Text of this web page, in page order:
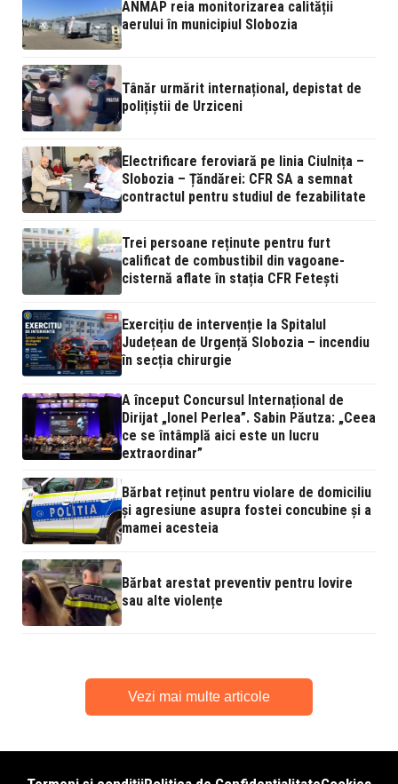
ANMAP reia monitorizarea calității
aerului în municipiul Slobozia
Tânăr urmărit internațional, depistat de
polițiștii de Urziceni
Electrificare feroviară pe linia Ciulnița –
Slobozia – Țăndărei: CFR SA a semnat
contractul pentru studiul de fezabilitate
Trei persoane reținute pentru furt
calificat de combustibil din vagoane-
cisternă aflate în stația CFR Fetești
Exercițiu de intervenție la Spitalul
Județean de Urgență Slobozia – incendiu
în secția chirurgie
A început Concursul Internațional de
Dirijat „Ionel Perlea”. Sabin Păutza: „Ceea
ce se întâmplă aici este un lucru
extraordinar”
Bărbat reținut pentru violare de domiciliu
și agresiune asupra fostei concubine și a
mamei acesteia
Bărbat arestat preventiv pentru lovire
sau alte violențe
Vezi mai multe articole